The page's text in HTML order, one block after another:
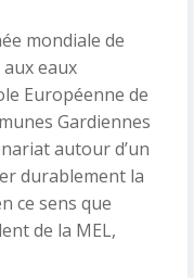
mondiale de
aux eaux
Européenne de
Gardiennes
autour d’un
durablement la
ce sens que
de la MEL,